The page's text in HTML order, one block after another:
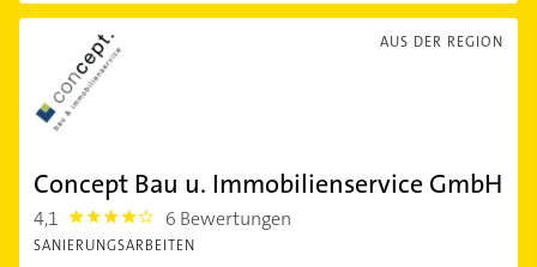
AUS DER REGION
Concept Bau u. Immobilienservice GmbH
4,1 4.1 6 Bewertungen
SANIERUNGSARBEITEN